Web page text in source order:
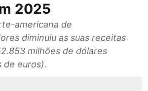
2025
americana de
diminuiu as suas receitas
milhões de dólares
de euros).